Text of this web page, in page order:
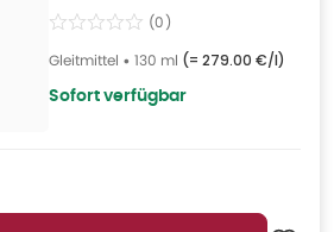
(0)
Gleitmittel • 130 ml (= 279.00 €/l)
Sofort verfügbar